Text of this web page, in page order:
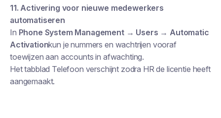
11. Activering voor nieuwe medewerkers
automatiseren
In Phone System Management → Users → Automatic
Activationkun je nummers en wachtrijen vooraf
toewijzen aan accounts in afwachting.
Het tabblad Telefoon verschijnt zodra HR de licentie heeft
aangemaakt.